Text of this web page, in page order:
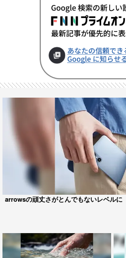
arrowsの頑丈さがとんでもないレベルに